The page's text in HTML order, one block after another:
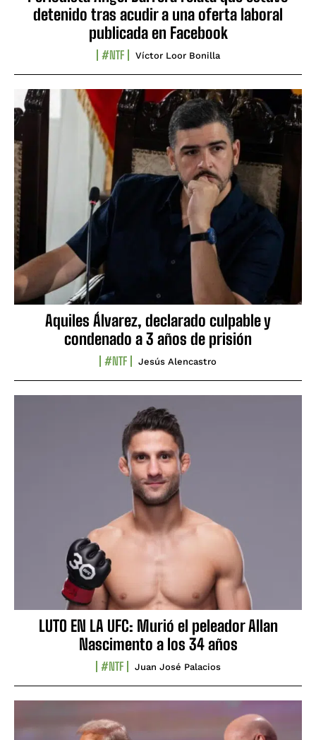
detenido tras acudir a una oferta laboral
publicada en Facebook
#NTF Víctor Loor Bonilla
Aquiles Álvarez, declarado culpable y
condenado a 3 años de prisión
#NTF Jesús Alencastro
LUTO EN LA UFC: Murió el peleador Allan
Nascimento a los 34 años
#NTF Juan José Palacios